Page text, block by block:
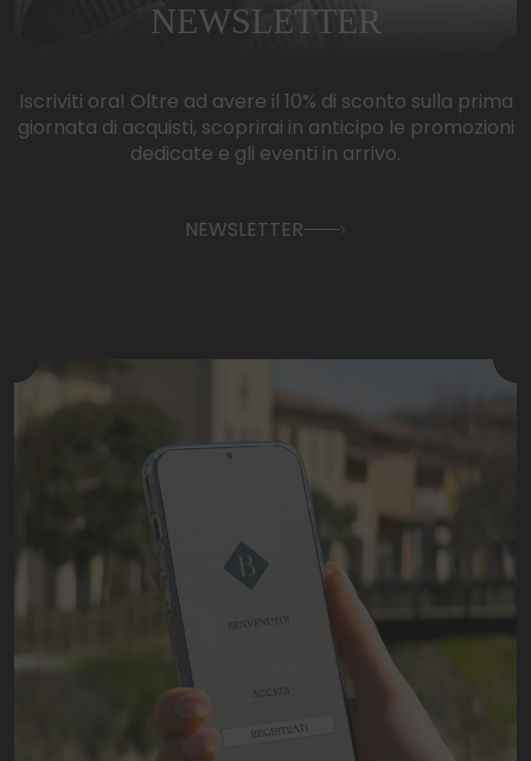
NEWSLETTER
Iscriviti ora! Oltre ad avere il 10% di sconto sulla prima
giornata di acquisti, scoprirai in anticipo le promozioni
dedicate e gli eventi in arrivo.
NEWSLETTER